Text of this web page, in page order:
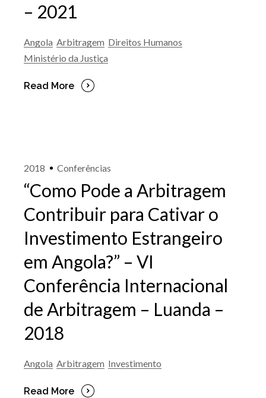
– 2021
Angola Arbitragem Direitos Humanos
Ministério da Justiça
Read More
2018 Conferências
“Como Pode a Arbitragem
Contribuir para Cativar o
Investimento Estrangeiro
em Angola?” – VI
Conferência Internacional
de Arbitragem – Luanda –
2018
Angola Arbitragem Investimento
Read More